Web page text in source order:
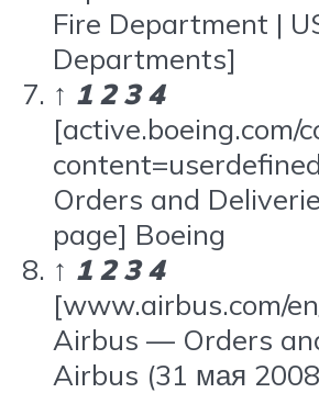
Fire Department |
Departments]
↑ 1 2 3 4
[active.boeing.com/
Orders and
page] Boeing
↑ 1 2 3 4
[www.airbus.com/
Airbus — Orders
Airbus (31 мая